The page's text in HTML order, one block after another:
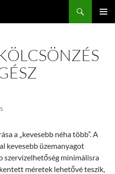
a „kevesebb néha több”. A
kevesebb üzemanyagot
szervizelhetőség minimálisra
méretek lehetővé teszik,